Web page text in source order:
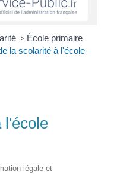
> École primaire
la scolarité à l'école
l'école
légale et